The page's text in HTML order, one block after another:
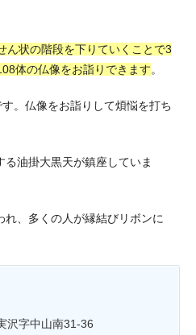
ん状の階段を下りていくことで3
体の仏像をお詣りできます。
。仏像をお詣りして煩悩を打ち
油掛大黒天が鎮座していま
、多くの人が縁結びリボンに
沢字中山南31-36